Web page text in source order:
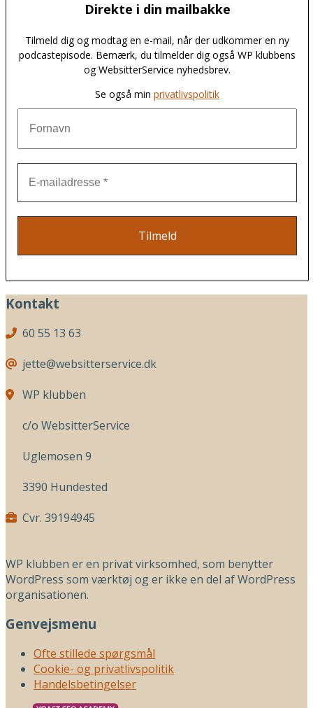
Direkte i din mailbakke
Tilmeld dig og modtag en e-mail, når der udkommer en ny
podcastepisode. Bemærk, du tilmelder dig også WP klubbens
og WebsitterService nyhedsbrev.
Se også min privatlivspolitik
Kontakt
60 55 13 63
jette@websitterservice.dk
WP klubben
c/o WebsitterService
Uglemosen 9
3390 Hundested
Cvr. 39194945
WP klubben er en privat virksomhed, som benytter
WordPress som værktøj og er ikke en del af WordPress
organisationen.
Genvejsmenu
Ofte stillede spørgsmål
Cookie- og privatlivspolitik
Handelsbetingelser